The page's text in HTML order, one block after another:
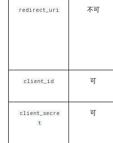
redirect_uri 不可
client_id 可
client_secre
t
可